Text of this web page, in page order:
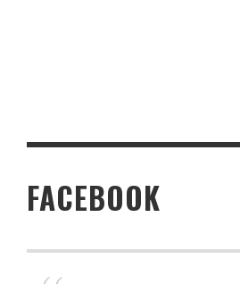
FACEBOOK